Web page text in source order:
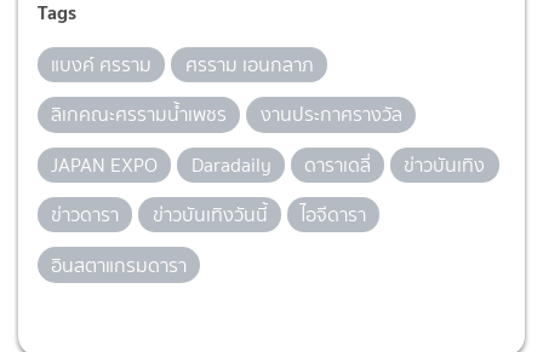
Tags
แบงค์ ศรราม
ศรราม เอนกลาภ
ลิเกคณะศรรามน้ำเพชร
งานประกาศรางวัล
JAPAN EXPO
Daradaily ดาราเดลี่
ข่าวบันเทิง
ข่าวดารา
ข่าวบันเทิงวันนี้
ไอจีดารา
อินสตาแกรมดารา